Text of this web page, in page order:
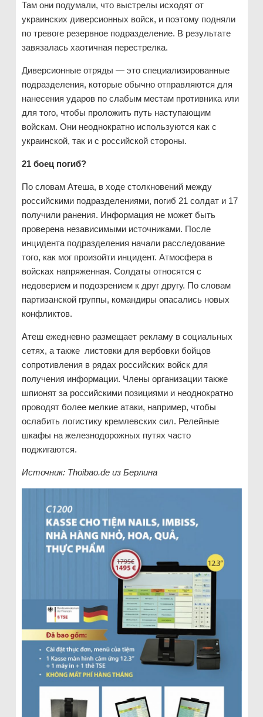
Там они подумали, что выстрелы исходят от
украинских диверсионных войск, и поэтому подняли
по тревоге резервное подразделение. В результате
завязалась хаотичная перестрелка.
Диверсионные отряды — это специализированные
подразделения, которые обычно отправляются для
нанесения ударов по слабым местам противника или
для того, чтобы проложить путь наступающим
войскам. Они неоднократно используются как с
украинской, так и с российской стороны.
21 боец погиб?
По словам Атеша, в ходе столкновений между
российскими подразделениями, погиб 21 солдат и 17
получили ранения. Информация не может быть
проверена независимыми источниками. После
инцидента подразделения начали расследование
того, как мог произойти инцидент. Атмосфера в
войсках напряженная. Солдаты относятся с
недоверием и подозрением к друг другу. По словам
партизанской группы, командиры опасались новых
конфликтов.
Атеш ежедневно размещает рекламу в социальных
сетях, а также листовки для вербовки бойцов
сопротивления в рядах российских войск для
получения информации. Члены организации также
шпионят за российскими позициями и неоднократно
проводят более мелкие атаки, например, чтобы
ослабить логистику кремлевских сил. Релейные
шкафы на железнодорожных путях часто
поджигаются.
Источник: Thoibao.de из Берлина